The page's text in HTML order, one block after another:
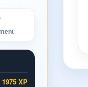
1975 XP